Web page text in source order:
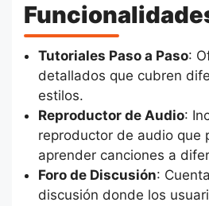
Tutoriales Paso a Paso:
detallados que cubren
estilos.
Reproductor de Audio:
reproductor de audio que
aprender canciones a
Foro de Discusión:
discusión donde los